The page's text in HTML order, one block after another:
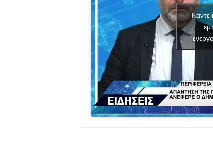
Κάντε